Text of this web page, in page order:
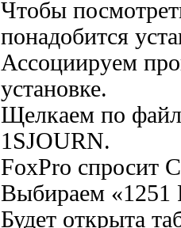
Чтобы
понадобится
Ассоциируем
установке.
Щелкаем по
1SJOURN.
FoxPro спросит
Выбираем «1251
Будет открыта